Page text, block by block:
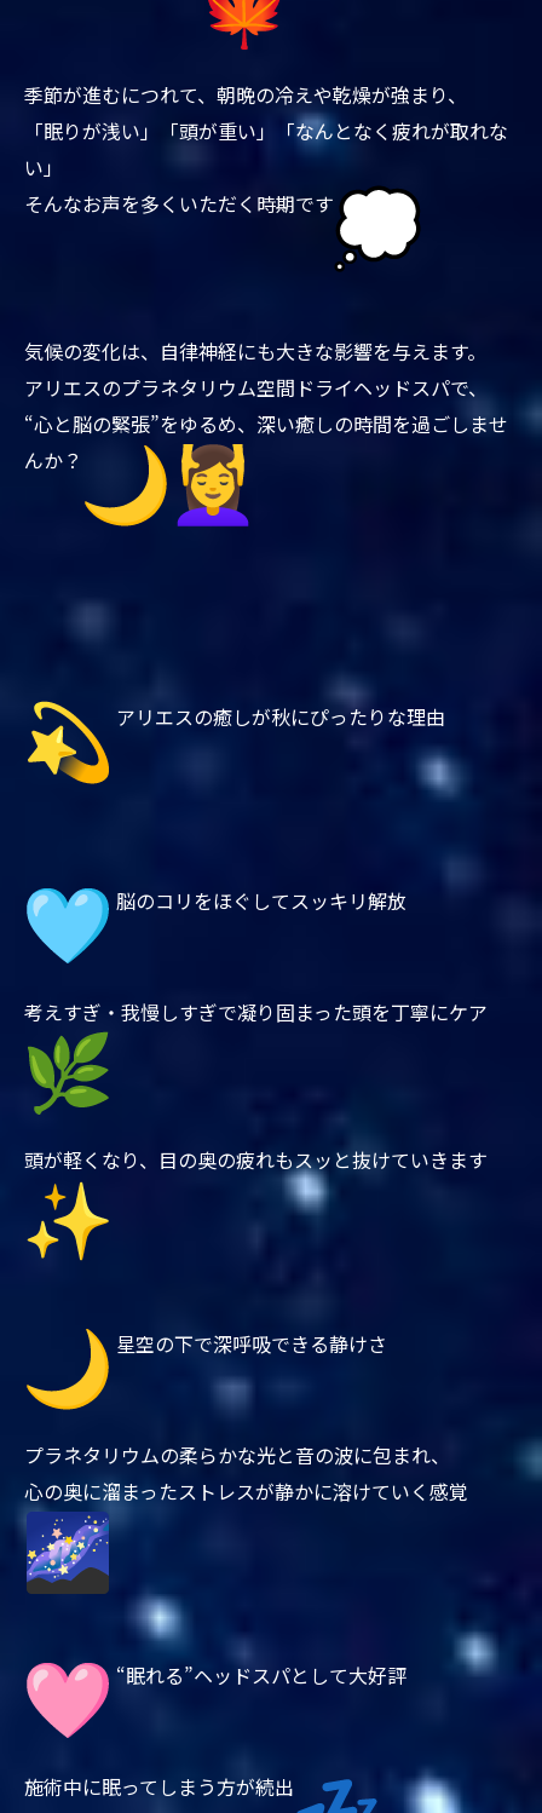
季節が進むにつれて、朝晩の冷えや乾燥が強まり、
「眠りが浅い」「頭が重い」「なんとなく疲れが取れな
い」
そんなお声を多くいただく時期です
気候の変化は、自律神経にも大きな影響を与えます。
アリエスのプラネタリウム空間ドライヘッドスパで、
“心と脳の緊張”をゆるめ、深い癒しの時間を過ごしませ
んか？
アリエスの癒しが秋にぴったりな理由
脳のコリをほぐしてスッキリ解放
考えすぎ・我慢しすぎで凝り固まった頭を丁寧にケア
頭が軽くなり、目の奥の疲れもスッと抜けていきます
星空の下で深呼吸できる静けさ
プラネタリウムの柔らかな光と音の波に包まれ、
心の奥に溜まったストレスが静かに溶けていく感覚
“眠れる”ヘッドスパとして大好評
施術中に眠ってしまう方が続出